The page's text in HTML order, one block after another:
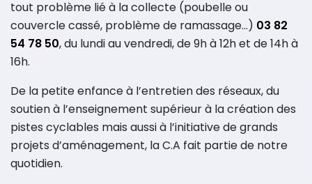
tout problème lié à la collecte (poubelle ou
couvercle cassé, problème de ramassage…) 03 82
54 78 50, du lundi au vendredi, de 9h à 12h et de 14h à
16h.
De la petite enfance à l’entretien des réseaux, du
soutien à l’enseignement supérieur à la création des
pistes cyclables mais aussi à l’initiative de grands
projets d’aménagement, la C.A fait partie de notre
quotidien.